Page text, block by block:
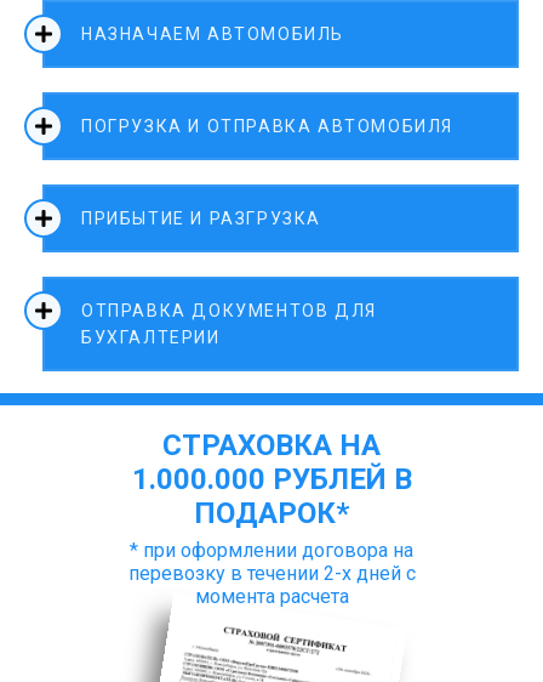
НАЗНАЧАЕМ АВТОМОБИЛЬ
ПОГРУЗКА И ОТПРАВКА АВТОМОБИЛЯ
ПРИБЫТИЕ И РАЗГРУЗКА
ОТПРАВКА ДОКУМЕНТОВ ДЛЯ
БУХГАЛТЕРИИ
СТРАХОВКА НА
1.000.000 РУБЛЕЙ В
ПОДАРОК*
* при оформлении договора на
перевозку в течении 2-х дней с
момента расчета